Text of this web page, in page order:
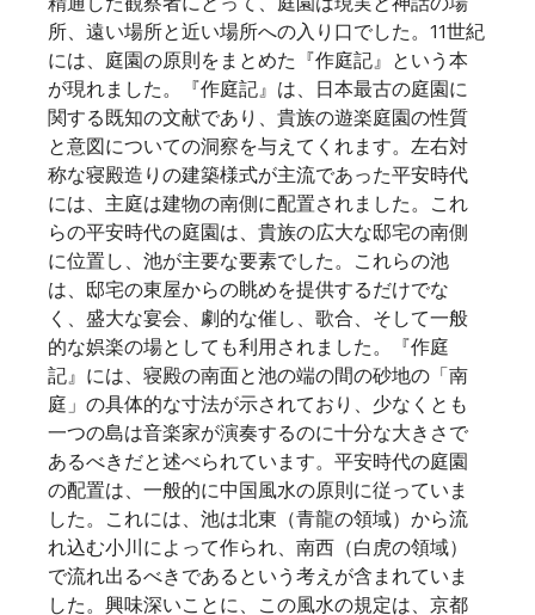
所、遠い場所と近い場所への入り口でした。11世紀
には、庭園の原則をまとめた『作庭記』という本
が現れました。『作庭記』は、日本最古の庭園に
関する既知の文献であり、貴族の遊楽庭園の性質
と意図についての洞察を与えてくれます。左右対
称な寝殿造りの建築様式が主流であった平安時代
には、主庭は建物の南側に配置されました。これ
らの平安時代の庭園は、貴族の広大な邸宅の南側
に位置し、池が主要な要素でした。これらの池
は、邸宅の東屋からの眺めを提供するだけでな
く、盛大な宴会、劇的な催し、歌合、そして一般
的な娯楽の場としても利用されました。『作庭
記』には、寝殿の南面と池の端の間の砂地の「南
庭」の具体的な寸法が示されており、少なくとも
一つの島は音楽家が演奏するのに十分な大きさで
あるべきだと述べられています。平安時代の庭園
の配置は、一般的に中国風水の原則に従っていま
した。これには、池は北東（青龍の領域）から流
れ込む小川によって作られ、南西（白虎の領域）
で流れ出るべきであるという考えが含まれていま
した。興味深いことに、この風水の規定は、京都